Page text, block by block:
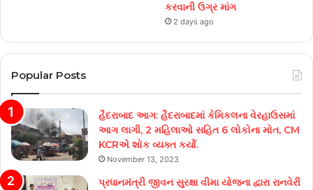
કરવાની ઉગ્ર માંગ
2 days ago
Popular Posts
હૈદરાબાદ આગ: હૈદરાબાદમાં કેમિકલના વેરહાઉસમાં
આગ લાગી, 2 મહિલાઓ સહિત 6 લોકોના મોત, CM
KCRએ શોક વ્યક્ત કર્યો.
November 13, 2023
પ્રધાનમંત્રી જીવન સુરક્ષા વીમા યોજના દ્વારા રાનવેરી